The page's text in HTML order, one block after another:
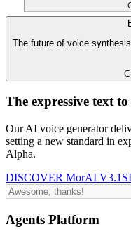
The future of voice
The expressive text
Our AI voice generator
setting a new standard in
Alpha.
DISCOVER MorAI V3.1
Agents Platform